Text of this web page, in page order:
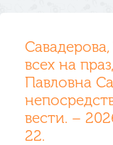
всех на
Павловна
вести. –
22.